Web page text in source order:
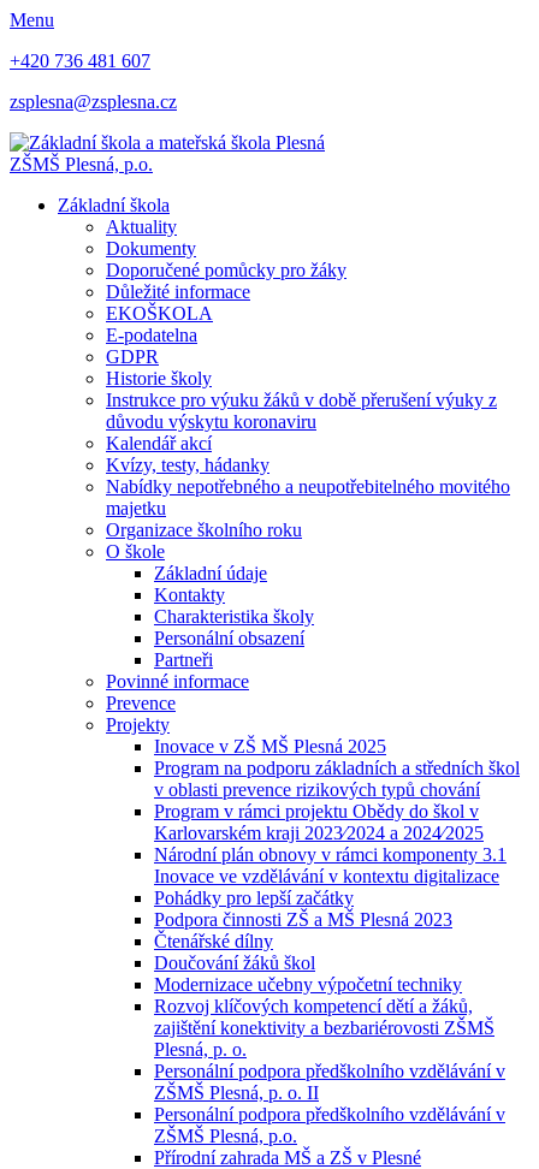
Menu
+420 736 481 607
zsplesna@zsplesna.cz
ZŠMŠ Plesná, p.o.
Základní škola
Aktuality
Dokumenty
Doporučené pomůcky pro žáky
Důležité informace
EKOŠKOLA
E-podatelna
GDPR
Historie školy
Instrukce pro výuku žáků v době přerušení výuky z
důvodu výskytu koronaviru
Kalendář akcí
Kvízy, testy, hádanky
Nabídky nepotřebného a neupotřebitelného movitého
majetku
Organizace školního roku
O škole
Základní údaje
Kontakty
Charakteristika školy
Personální obsazení
Partneři
Povinné informace
Prevence
Projekty
Inovace v ZŠ MŠ Plesná 2025
Program na podporu základních a středních škol
v oblasti prevence rizikových typů chování
Program v rámci projektu Obědy do škol v
Karlovarském kraji 2023⁄2024 a 2024⁄2025
Národní plán obnovy v rámci komponenty 3.1
Inovace ve vzdělávání v kontextu digitalizace
Pohádky pro lepší začátky
Podpora činnosti ZŠ a MŠ Plesná 2023
Čtenářské dílny
Doučování žáků škol
Modernizace učebny výpočetní techniky
Rozvoj klíčových kompetencí dětí a žáků,
zajištění konektivity a bezbariérovosti ZŠMŠ
Plesná, p. o.
Personální podpora předškolního vzdělávání v
ZŠMŠ Plesná, p. o. II
Personální podpora předškolního vzdělávání v
ZŠMŠ Plesná, p.o.
Přírodní zahrada MŠ a ZŠ v Plesné